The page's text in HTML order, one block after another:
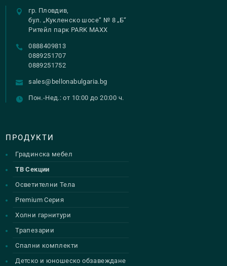
гр. Пловдив,
бул. „Кукленско шосе“ № 8 „Б“
Ритейл парк PARK MAXX
0888409813
0889251707
0889251752
sales@bellonabulgaria.bg
Пон.-Нед.: от 10:00 до 20:00 ч.
ПРОДУКТИ
Градинска мебел
ТВ Секции
Осветителни Тела
Premium Серия
Холни гарнитури
Трапезарии
Спални комплекти
Детско и юношеско обзавеждане